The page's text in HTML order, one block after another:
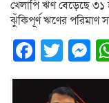
খেলাপি ঋণ বেড়েছে ৩১
ঝুঁকিপূর্ণ ঋণের পরিমাণ